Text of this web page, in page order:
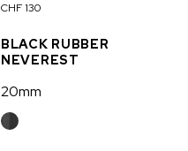
CHF 130
BLACK RUBBER
NEVEREST
20mm